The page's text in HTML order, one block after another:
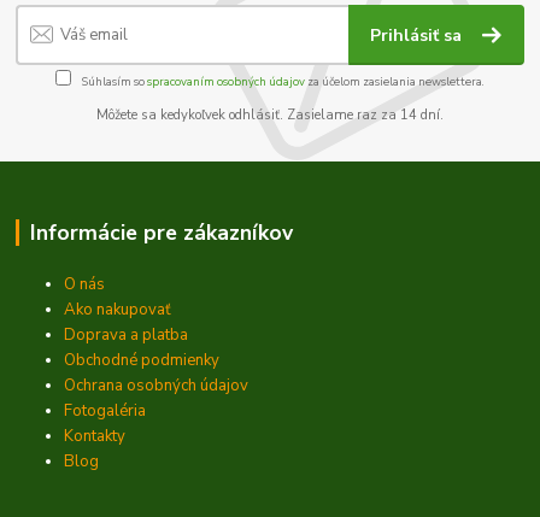
Prihlásiť sa
Súhlasím sospracovaním osobných údajov za účelom zasielania newslettera.
Môžete sa kedykoľvek odhlásiť. Zasielame raz za 14 dní.
Informácie pre zákazníkov
O nás
Ako nakupovať
Doprava a platba
Obchodné podmienky
Ochrana osobných údajov
Fotogaléria
Kontakty
Blog